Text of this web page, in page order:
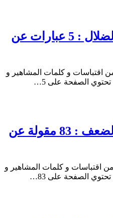
حكم و أقوال عن الضلال : 5 عبارات عن
اقتباسات و كلمات المشاهير و
تحتوي الصفحة على 5…
حكم و أقوال عن الضعف : 83 مقولة عن
اقتباسات و كلمات المشاهير و
الصفحة على 83…